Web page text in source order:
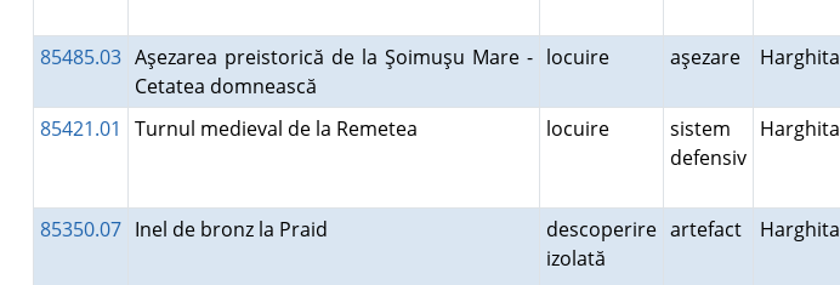
85485.03 Aşezarea preistorică de la Şoimuşu Mare -
Cetatea domnească
locuire aşezare Harghita
85421.01 Turnul medieval de la Remetea locuire
sistem
defensiv
Harghita
85350.07 Inel de bronz la Praid
descoperire
izolată
artefact Harghita